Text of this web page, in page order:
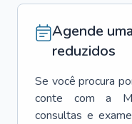
Agende
reduzidos
Se você procura
conte com a
consultas e